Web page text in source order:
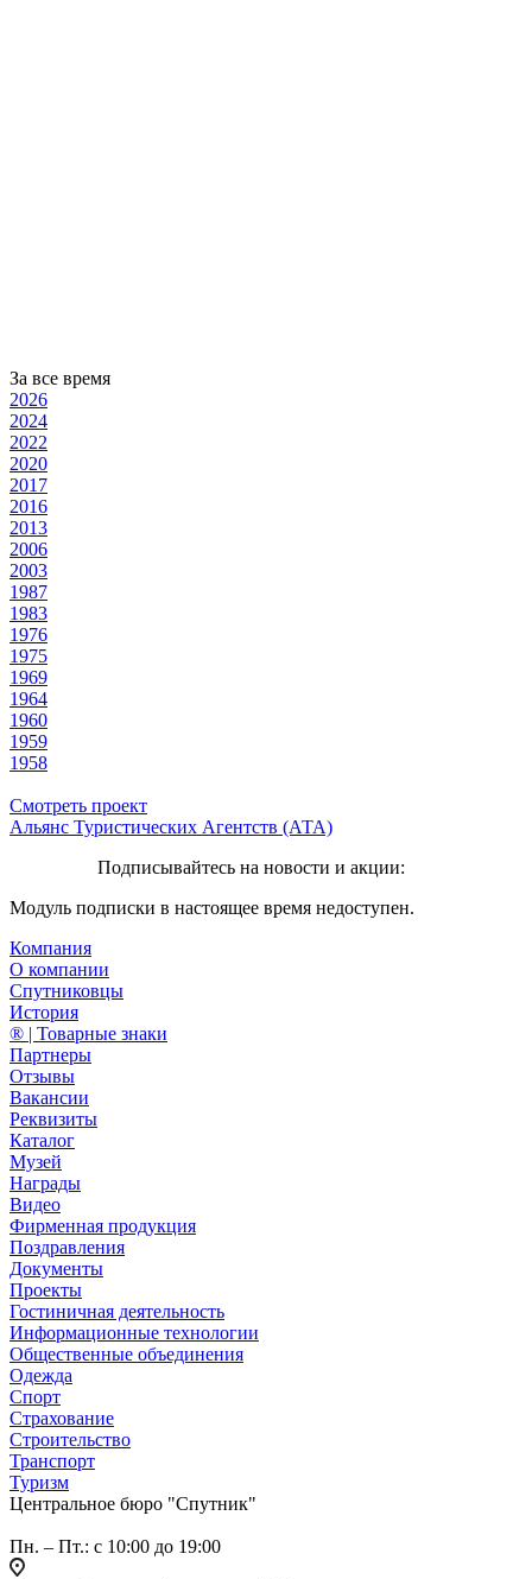
За все время
2026
2024
2022
2020
2017
2016
2013
2006
2003
1987
1983
1976
1975
1969
1964
1960
1959
1958
Смотреть проект
Альянс Туристических Агентств (АТА)
Подписывайтесь на новости и акции:
Модуль подписки в настоящее время недоступен.
Компания
О компании
Спутниковцы
История
® | Товарные знаки
Партнеры
Отзывы
Вакансии
Реквизиты
Каталог
Музей
Награды
Видео
Фирменная продукция
Поздравления
Документы
Проекты
Гостиничная деятельность
Информационные технологии
Общественные объединения
Одежда
Спорт
Страхование
Строительство
Транспорт
Туризм
Центральное бюро "Спутник"
Пн. – Пт.: с 10:00 до 19:00